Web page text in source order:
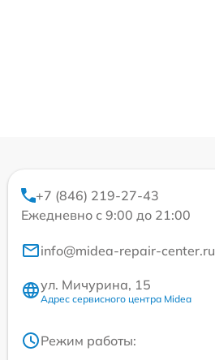
+7 (846) 219-27-43
Ежедневно с 9:00 до 21:00
info@midea-repair-center.ru
ул. Мичурина, 15
Адрес сервисного центра Midea
Режим работы: